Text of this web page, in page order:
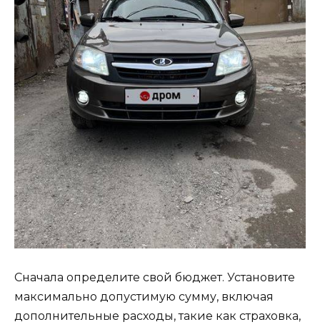
Сначала определите свой бюджет. Установите
максимально допустимую сумму, включая
дополнительные расходы, такие как страховка,